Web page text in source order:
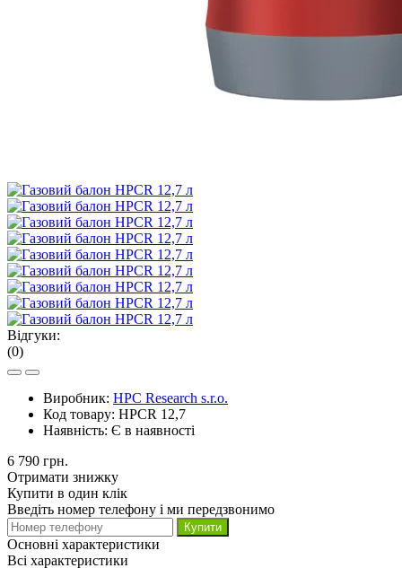
Відгуки:
(0)
Виробник: HPC Research s.r.o.
Код товару: HPCR 12,7
Наявність: Є в наявності
6 790 грн.
Отримати знижку
Купити в один клік
Введіть номер телефону і ми передзвонимо
Купити
Основні характеристики
Всі характеристики